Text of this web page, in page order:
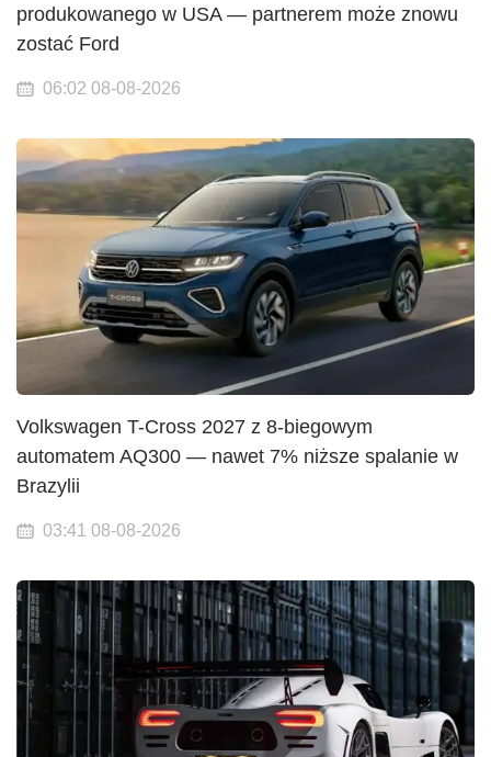
produkowanego w USA — partnerem może znowu
zostać Ford
06:02 08-08-2026
Volkswagen T-Cross 2027 z 8-biegowym
automatem AQ300 — nawet 7% niższe spalanie w
Brazylii
03:41 08-08-2026